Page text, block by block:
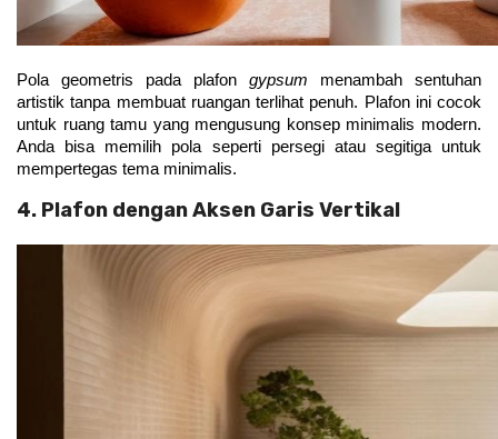
Pola geometris pada plafon gypsum menambah sentuhan
artistik tanpa membuat ruangan terlihat penuh. Plafon ini cocok
untuk ruang tamu yang mengusung konsep minimalis modern.
Anda bisa memilih pola seperti persegi atau segitiga untuk
mempertegas tema minimalis.
4. Plafon dengan Aksen Garis Vertikal